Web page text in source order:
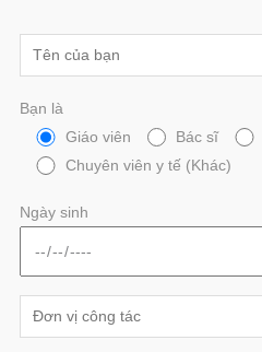
Bạn là
Giáo viên
Bác sĩ
Chuyên viên y tế (Khác)
Ngày sinh